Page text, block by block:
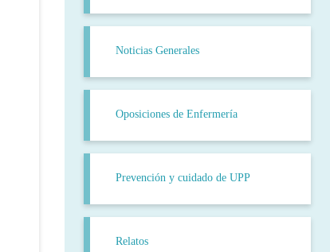
Noticias Generales
Oposiciones de Enfermería
Prevención y cuidado de UPP
Relatos